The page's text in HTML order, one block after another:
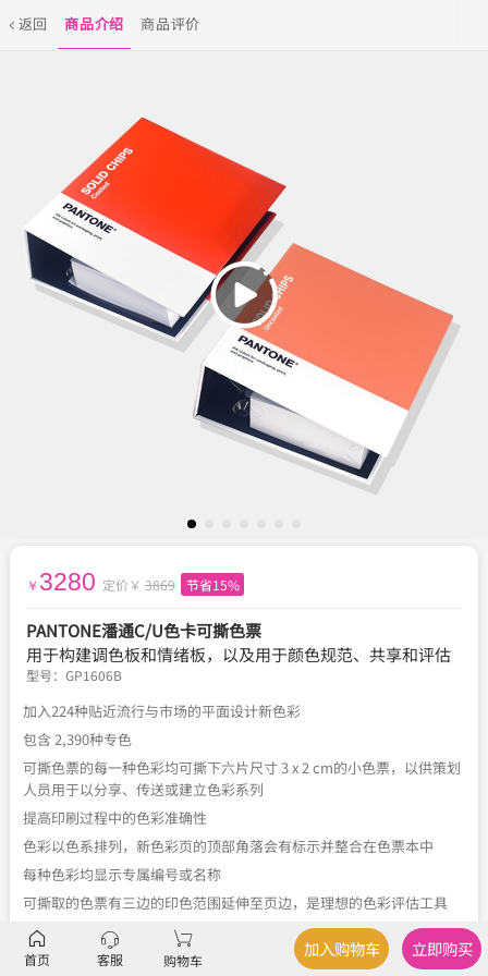
返回 商品介绍 商品评价
￥ 3280 定价￥ 3869 节省15%
PANTONE潘通C/U色卡可撕色票
用于构建调色板和情绪板，以及用于颜色规范、共享和评估
型号： GP1606B
加入224种贴近流行与市场的平面设计新色彩
包含 2,390种专色
可撕色票的每一种色彩均可撕下六片尺寸 3 x 2 cm的小色票，以供策划
人员用于以分享、传送或建立色彩系列
提高印刷过程中的色彩准确性
色彩以色系排列，新色彩页的顶部角落会有标示并整合在色票本中
每种色彩均显示专属编号或名称
可撕取的色票有三边的印色范围延伸至页边，是理想的色彩评估工具
与彩通原始色彩标准数据的色差值在 2dE 以内
首页 客服 购物车
加入购物车 立即购买